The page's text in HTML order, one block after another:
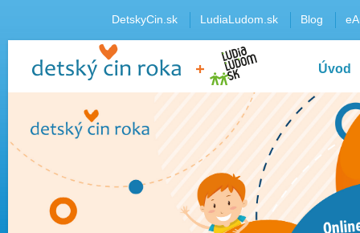
DetskyCin.sk LudiaLudom.sk Blog
Úvod